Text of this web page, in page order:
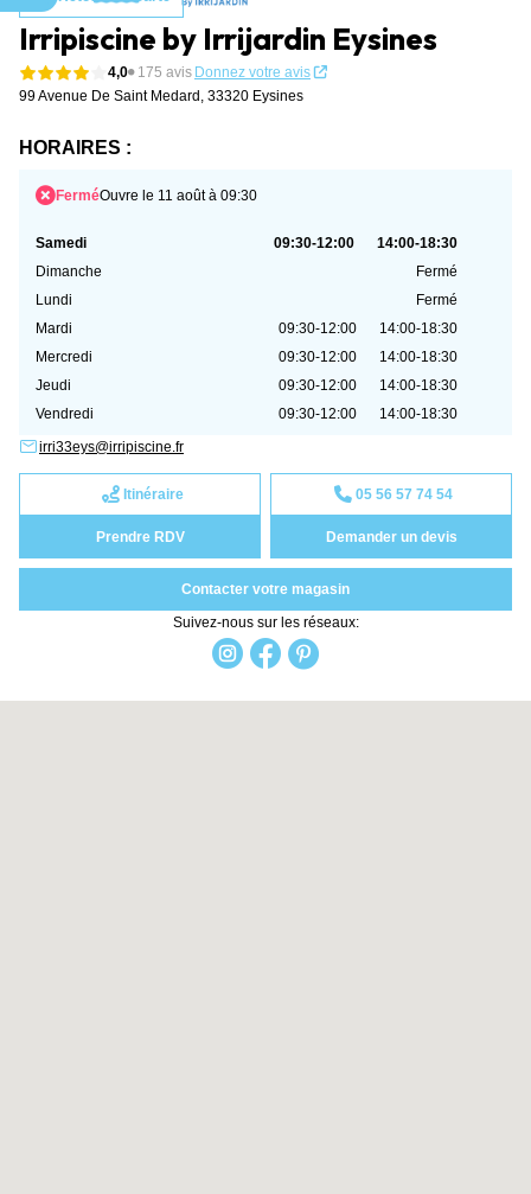
Aller au contenu
Irripiscine by Irrijardin Eysines
4,0 175 avis Donnez votre avis
99 Avenue De Saint Medard, 33320 Eysines
HORAIRES :
FerméOuvre le 11 août à 09:30
Samedi 09:30-12:00
14:00-18:30
Dimanche
Fermé
Lundi
Fermé
Mardi
09:30-12:00
14:00-18:30
Mercredi
09:30-12:00
14:00-18:30
Jeudi
09:30-12:00
14:00-18:30
Vendredi
09:30-12:00
14:00-18:30
irri33eys@irripiscine.fr
Itinéraire 05 56 57 74 54
Prendre RDV Demander un devis
Contacter votre magasin
Suivez-nous sur les réseaux: